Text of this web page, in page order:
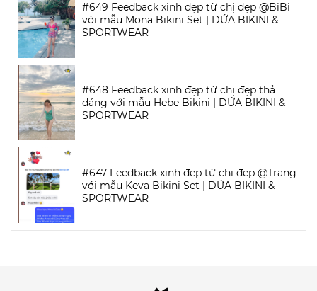
#649 Feedback xinh đẹp từ chị đẹp @BiBi
với mẫu Mona Bikini Set | DỨA BIKINI &
SPORTWEAR
#648 Feedback xinh đẹp từ chị đẹp thả
dáng với mẫu Hebe Bikini | DỨA BIKINI &
SPORTWEAR
#647 Feedback xinh đẹp từ chị đẹp @Trang
với mẫu Keva Bikini Set | DỨA BIKINI &
SPORTWEAR